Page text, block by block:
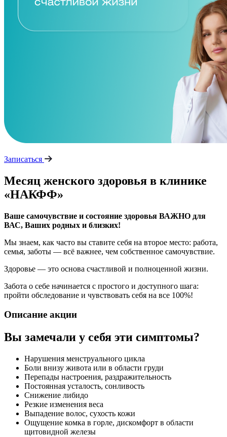
Записаться
Месяц женского здоровья в клинике
«НАКФФ»
Ваше самочувствие и состояние здоровья ВАЖНО для
ВАС, Ваших родных и близких!
Мы знаем, как часто вы ставите себя на второе место: работа,
семья, заботы — всё важнее, чем собственное самочувствие.
Здоровье — это основа счастливой и полноценной жизни.
Забота о себе начинается с простого и доступного шага:
пройти обследование и чувствовать себя на все 100%!
Описание акции
Вы замечали у себя эти симптомы?
Нарушения менструального цикла
Боли внизу живота или в области груди
Перепады настроения, раздражительность
Постоянная усталость, сонливость
Снижение либидо
Резкие изменения веса
Выпадение волос, сухость кожи
Ощущение комка в горле, дискомфорт в области
щитовидной железы